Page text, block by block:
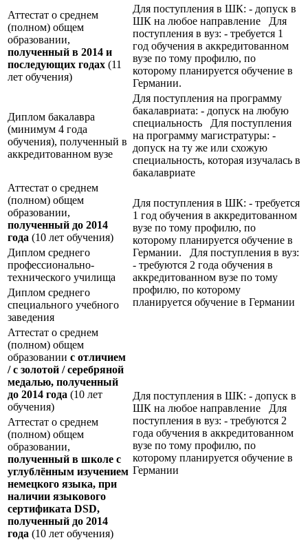
Аттестат о среднем
(полном) общем
образовании,
полученный в 2014 и
последующих годах (11
лет обучения)
Для поступления в ШК: - допуск в
ШК на любое направление Для
поступления в вуз: - требуется 1
год обучения в аккредитованном
вузе по тому профилю, по
которому планируется обучение в
Германии.
Диплом бакалавра
(минимум 4 года
обучения), полученный в
аккредитованном вузе
Для поступления на программу
бакалавриата: - допуск на любую
специальность Для поступления
на программу магистратуры: -
допуск на ту же или схожую
специальность, которая изучалась в
бакалавриате
Аттестат о среднем
(полном) общем
образовании,
полученный до 2014
года (10 лет обучения)
Для поступления в ШК: - требуется
1 год обучения в аккредитованном
вузе по тому профилю, по
которому планируется обучение в
Германии. Для поступления в вуз:
- требуются 2 года обучения в
аккредитованном вузе по тому
профилю, по которому
планируется обучение в Германии
Диплом среднего
профессионально-
технического училища
Диплом среднего
специального учебного
заведения
Аттестат о среднем
(полном) общем
образовании с отличием
/ с золотой / серебряной
медалью, полученный
до 2014 года (10 лет
обучения)
Для поступления в ШК: - допуск в
ШК на любое направление Для
поступления в вуз: - требуются 2
года обучения в аккредитованном
вузе по тому профилю, по
которому планируется обучение в
Германии
Аттестат о среднем
(полном) общем
образовании,
полученный в школе с
углублённым изучением
немецкого языка, при
наличии языкового
сертификата DSD,
полученный до 2014
года (10 лет обучения)